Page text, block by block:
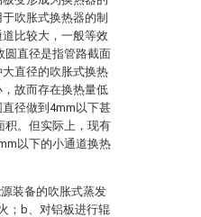
吹胀式换热器的制
比较大，一般等效
圆直径是指管路截面
直径的吹胀式换热
故而存在换热量低
径做到4mm以下甚
积。但实际上，现有
以下的小通道换热
装备的吹胀式蒸发
；b、对铝板进行辊